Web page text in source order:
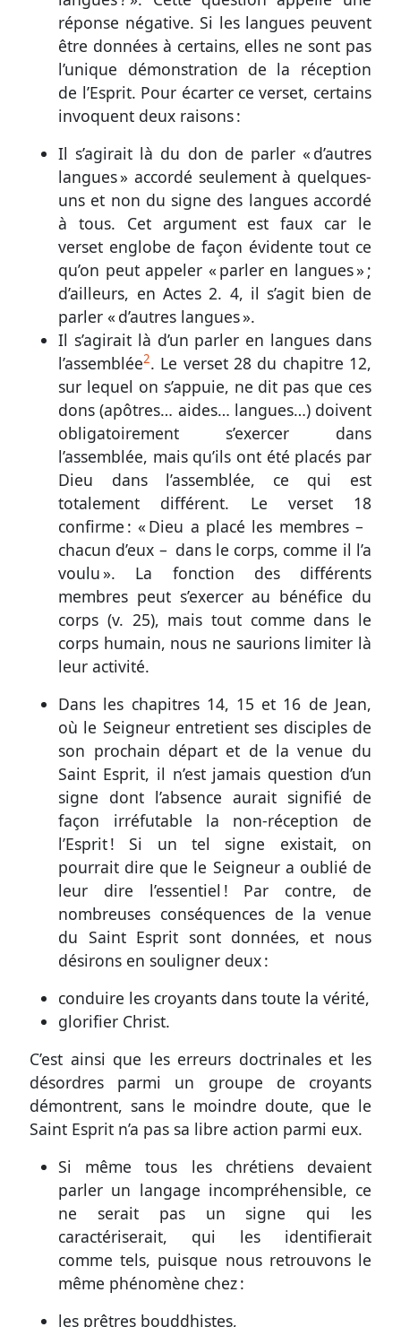
réponse négative. Si les langues peuvent
être données à certains, elles ne sont pas
l’unique démonstration de la réception
de l’Esprit. Pour écarter ce verset, certains
invoquent deux raisons :
Il s’agirait là du don de parler « d’autres
langues » accordé seulement à quelques-
uns et non du signe des langues accordé
à tous. Cet argument est faux car le
verset englobe de façon évidente tout ce
qu’on peut appeler « parler en langues » ;
d’ailleurs, en Actes 2. 4, il s’agit bien de
parler « d’autres langues ».
Il s’agirait là d’un parler en langues dans
l’assemblée2. Le verset 28 du chapitre 12,
sur lequel on s’appuie, ne dit pas que ces
dons (apôtres… aides… langues…) doivent
obligatoirement s’exercer dans
l’assemblée, mais qu’ils ont été placés par
Dieu dans l’assemblée, ce qui est
totalement différent. Le verset 18
confirme : « Dieu a placé les membres –
chacun d’eux – dans le corps, comme il l’a
voulu ». La fonction des différents
membres peut s’exercer au bénéfice du
corps (v. 25), mais tout comme dans le
corps humain, nous ne saurions limiter là
leur activité.
Dans les chapitres 14, 15 et 16 de Jean,
où le Seigneur entretient ses disciples de
son prochain départ et de la venue du
Saint Esprit, il n’est jamais question d’un
signe dont l’absence aurait signifié de
façon irréfutable la non-réception de
l’Esprit ! Si un tel signe existait, on
pourrait dire que le Seigneur a oublié de
leur dire l’essentiel ! Par contre, de
nombreuses conséquences de la venue
du Saint Esprit sont données, et nous
désirons en souligner deux :
conduire les croyants dans toute la vérité,
glorifier Christ.
C’est ainsi que les erreurs doctrinales et les
désordres parmi un groupe de croyants
démontrent, sans le moindre doute, que le
Saint Esprit n’a pas sa libre action parmi eux.
Si même tous les chrétiens devaient
parler un langage incompréhensible, ce
ne serait pas un signe qui les
caractériserait, qui les identifierait
comme tels, puisque nous retrouvons le
même phénomène chez :
les prêtres bouddhistes,